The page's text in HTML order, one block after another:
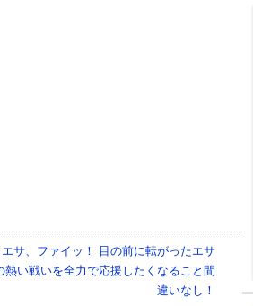
サ、ファイッ！ 目の前に転がったエサ
熱い戦いを全力で応援したくなること間
違いなし！